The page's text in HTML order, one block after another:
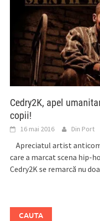
Cedry2K, apel
copii!
16 mai 2016 Din Port
Apreciatul artist
care a marcat scena hip-
Cedry2K se remarcă nu
CAUTA